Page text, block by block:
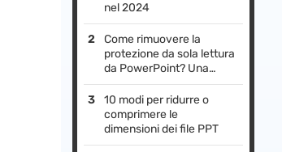
nel 2024
Come rimuovere la
protezione da sola lettura
da PowerPoint? Una
guida completa
10 modi per ridurre o
comprimere le
dimensioni dei file PPT